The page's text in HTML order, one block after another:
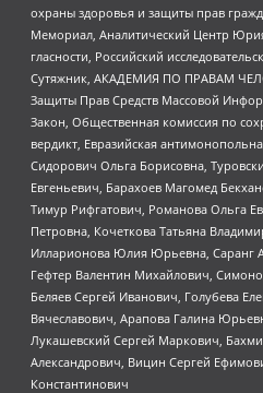
охраны здоровья и защиты прав
Мемориал, Аналитический Центр
гласности, Российский
Сутяжник, АКАДЕМИЯ ПО ПРАВАМ
Защиты Прав Средств Массовой
Закон, Общественная комиссия по
вердикт, Евразийская
Сидорович Ольга Борисовна,
Евгеньевич, Барахоев Магомед
Тимур Рифгатович, Романова Ольга
Петровна, Кочеткова Татьяна
Илларионова Юлия Юрьевна, Саранг
Гефтер Валентин Михайлович,
Беляев Сергей Иванович, Голубева
Вячеславович, Арапова Галина
Лукашевский Сергей Маркович,
Александрович, Вицин Сергей
Константинович